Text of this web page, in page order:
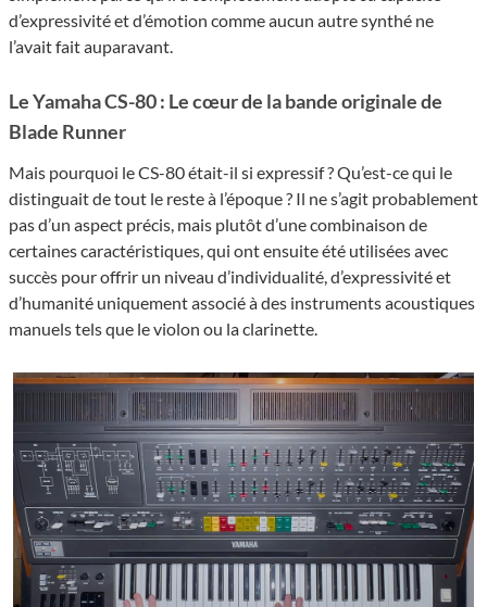
d’expressivité et d’émotion comme aucun autre synthé ne
l’avait fait auparavant.
Le Yamaha CS-80 : Le cœur de la bande originale de
Blade Runner
Mais pourquoi le CS-80 était-il si expressif ? Qu’est-ce qui le
distinguait de tout le reste à l’époque ? Il ne s’agit probablement
pas d’un aspect précis, mais plutôt d’une combinaison de
certaines caractéristiques, qui ont ensuite été utilisées avec
succès pour offrir un niveau d’individualité, d’expressivité et
d’humanité uniquement associé à des instruments acoustiques
manuels tels que le violon ou la clarinette.